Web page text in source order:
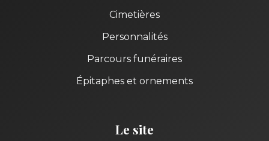
Cimetières
Personnalités
Parcours funéraires
Épitaphes et ornements
Le site